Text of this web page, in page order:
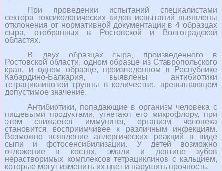
При проведении испытаний специалистами
сектора токсикологических видов испытаний выявлены
отклонения от нормативной документации в 4 образцах
сыра, отобранных в Ростовской и Волгоградской
областях.
В двух образцах сыра, произведенного в
Ростовской области, одном образце из Ставропольского
края, и одном образце, произведенном в Республике
Кабардино-Балкария, выявлены антибиотики
тетрациклиновой группы в количестве, превышающем
допустимое значение.
Антибиотики, попадающие в организм человека с
пищевыми продуктами, угнетают его микрофлору, при
этом снижается иммунитет, организм человека
становится восприимчивее к различным инфекциям.
Возможно появление аллергических реакций в виде
сыпи и фотосенсибилизации. У детей возможно
отложение в костях, эмали и дентине зубов
нерастворимых комплексов тетрациклинов с кальцием,
которые могут изменить их цвет и нарушить прочность.